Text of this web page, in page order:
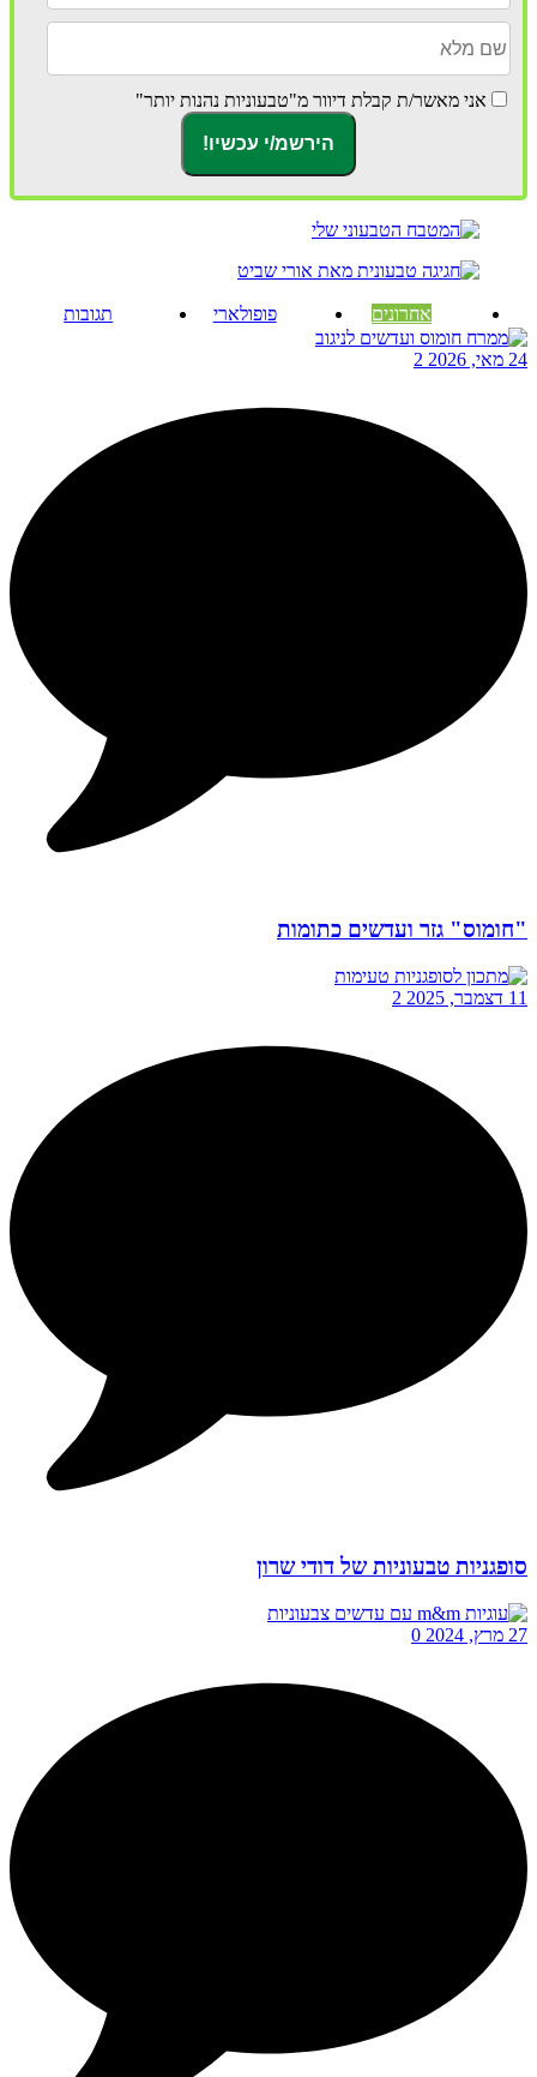
אני מאשר/ת קבלת דיוור מ"טבעוניות נהנות יותר"
אחרונים פופולארי תגובות
24 מאי, 2026 2
"חומוס" גזר ועדשים כתומות
11 דצמבר, 2025 2
סופגניות טבעוניות של דודי שרון
27 מרץ, 2024 0